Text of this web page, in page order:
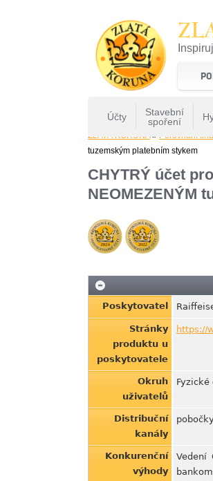
22 let
Účty
Stavební
spoření
ZLATÁ KORUNA» Porovnání
tuzemským platebním stykem
CHYTRÝ účet
NEOMEZENÝM
Poskytovatel
Stránky
produktu u
poskytovatele
https://
Okruh
uživatelů
Distribuční
kanály
Konkurenční
výhody
Vedení